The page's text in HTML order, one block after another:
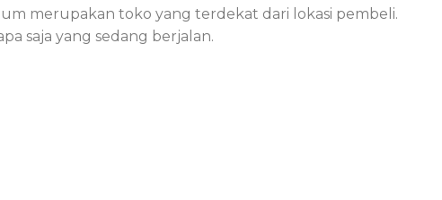
merupakan toko yang terdekat dari lokasi pembeli.
saja yang sedang berjalan.